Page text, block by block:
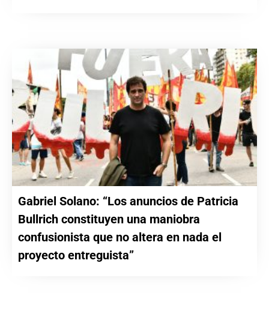
Gabriel Solano: “Los anuncios de Patricia
Bullrich constituyen una maniobra
confusionista que no altera en nada el
proyecto entreguista”